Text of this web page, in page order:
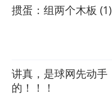
掼蛋：组两个木板 (1)
讲真，是球网先动手
的！！！